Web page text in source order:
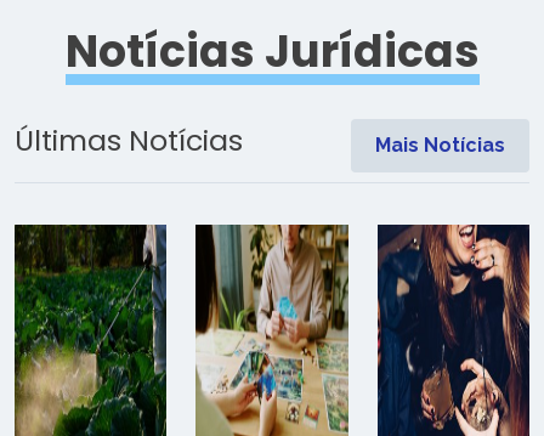
Notícias Jurídicas
Últimas Notícias Mais Notícias